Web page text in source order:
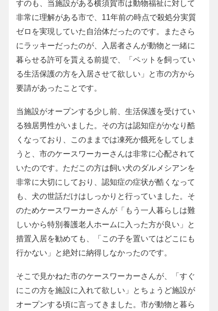
すのも、当施設がある横須賀市は動物福祉に対して
非常に理解がある市で、11年前の時点で殺処分実質
ゼロを実現していた自治体だったのです。またさら
にラッキーだったのが、入居者さんが動物と一緒に
暮らせる許可を貰える前提で、「ペットを飼ってい
る生活保護の方を入居させて欲しい」と市の方から
要請があったことです。
当施設がオープンする少し前、生活保護を受けてい
る独居男性がいました。その方は認知症がかなり酷
くなっており、このままでは凍死か餓死をしてしま
うと、市のケースワーカーさんは非常に心配されて
いたのです。ただこの方は飼い犬のダルメシアンを
非常に大切にしており、認知症の症状が酷くなって
も、犬の世話だけはしっかりと行っていました。そ
のためケースワーカーさんが「もう一人暮らしは難
しいから特別養護老人ホームに入った方が良い」と
措置入居を勧めても、「この子を置いてはどこにも
行かない」と絶対に納得しなかったのです。
そこで見かねた市のケースワーカーさんが、「すぐ
にこの方を施設に入れて欲しい」とちょうど施設が
オープンする頃に言ってきました。市が動物と暮ら